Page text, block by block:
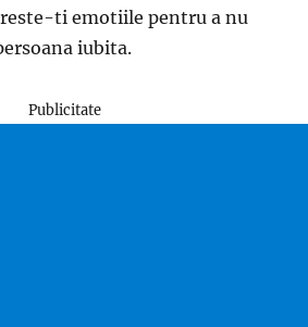
ti emotiile pentru a nu
iubita.
Publicitate